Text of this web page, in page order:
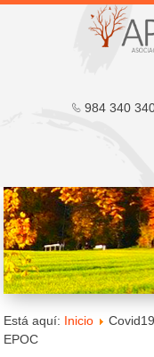
984 340
Está aquí: Inicio
EPOC